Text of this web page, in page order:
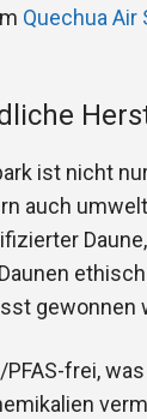
Quechua Air
ist nicht
auch
gewonnen
frei, was